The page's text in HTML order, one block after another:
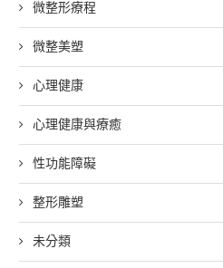
微整形療程
微整美塑
心理健康
心理健康與療癒
性功能障礙
整形雕塑
未分類